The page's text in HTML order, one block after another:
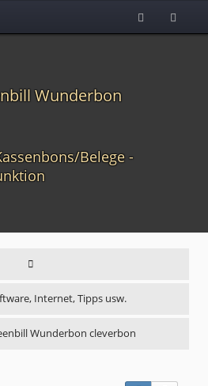
Wunderbon
Belege -
Internet, Tipps usw.
Wunderbon cleverbon